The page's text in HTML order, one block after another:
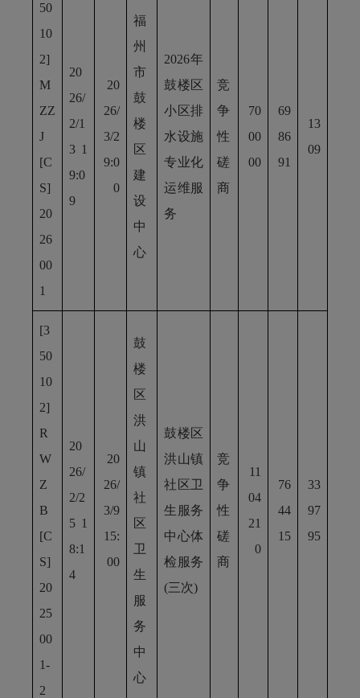
50
10
2]
M
ZZ
J
[C
S]
20
26
00
1
20
26/
2/1
3 1
9:0
9
20
26/
3/2
9:0
0
福
州
市
鼓
楼
区
建
设
中
心
2026年
鼓楼区
小区排
水设施
专业化
运维服
务
竞
争
性
磋
商
70
00
00
69
86
91
13
09
[3
50
10
2]
R
W
Z
B
[C
S]
20
25
00
1-
2
20
26/
2/2
5 1
8:1
4
20
26/
3/9
15:
00
鼓
楼
区
洪
山
镇
社
区
卫
生
服
务
中
心
鼓楼区
洪山镇
社区卫
生服务
中心体
检服务
(三次)
竞
争
性
磋
商
11
04
21
0
76
44
15
33
97
95